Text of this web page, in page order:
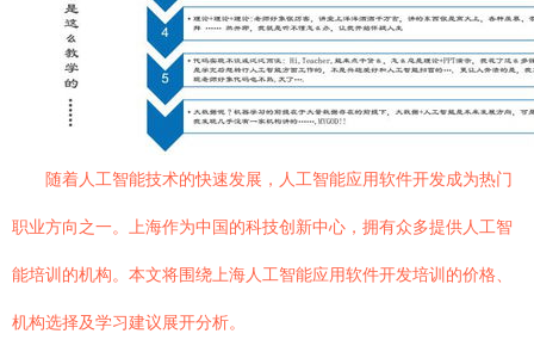
随着人工智能技术的快速发展，人工智能应用软件开发成为热门
职业方向之一。上海作为中国的科技创新中心，拥有众多提供人工智
能培训的机构。本文将围绕上海人工智能应用软件开发培训的价格、
机构选择及学习建议展开分析。